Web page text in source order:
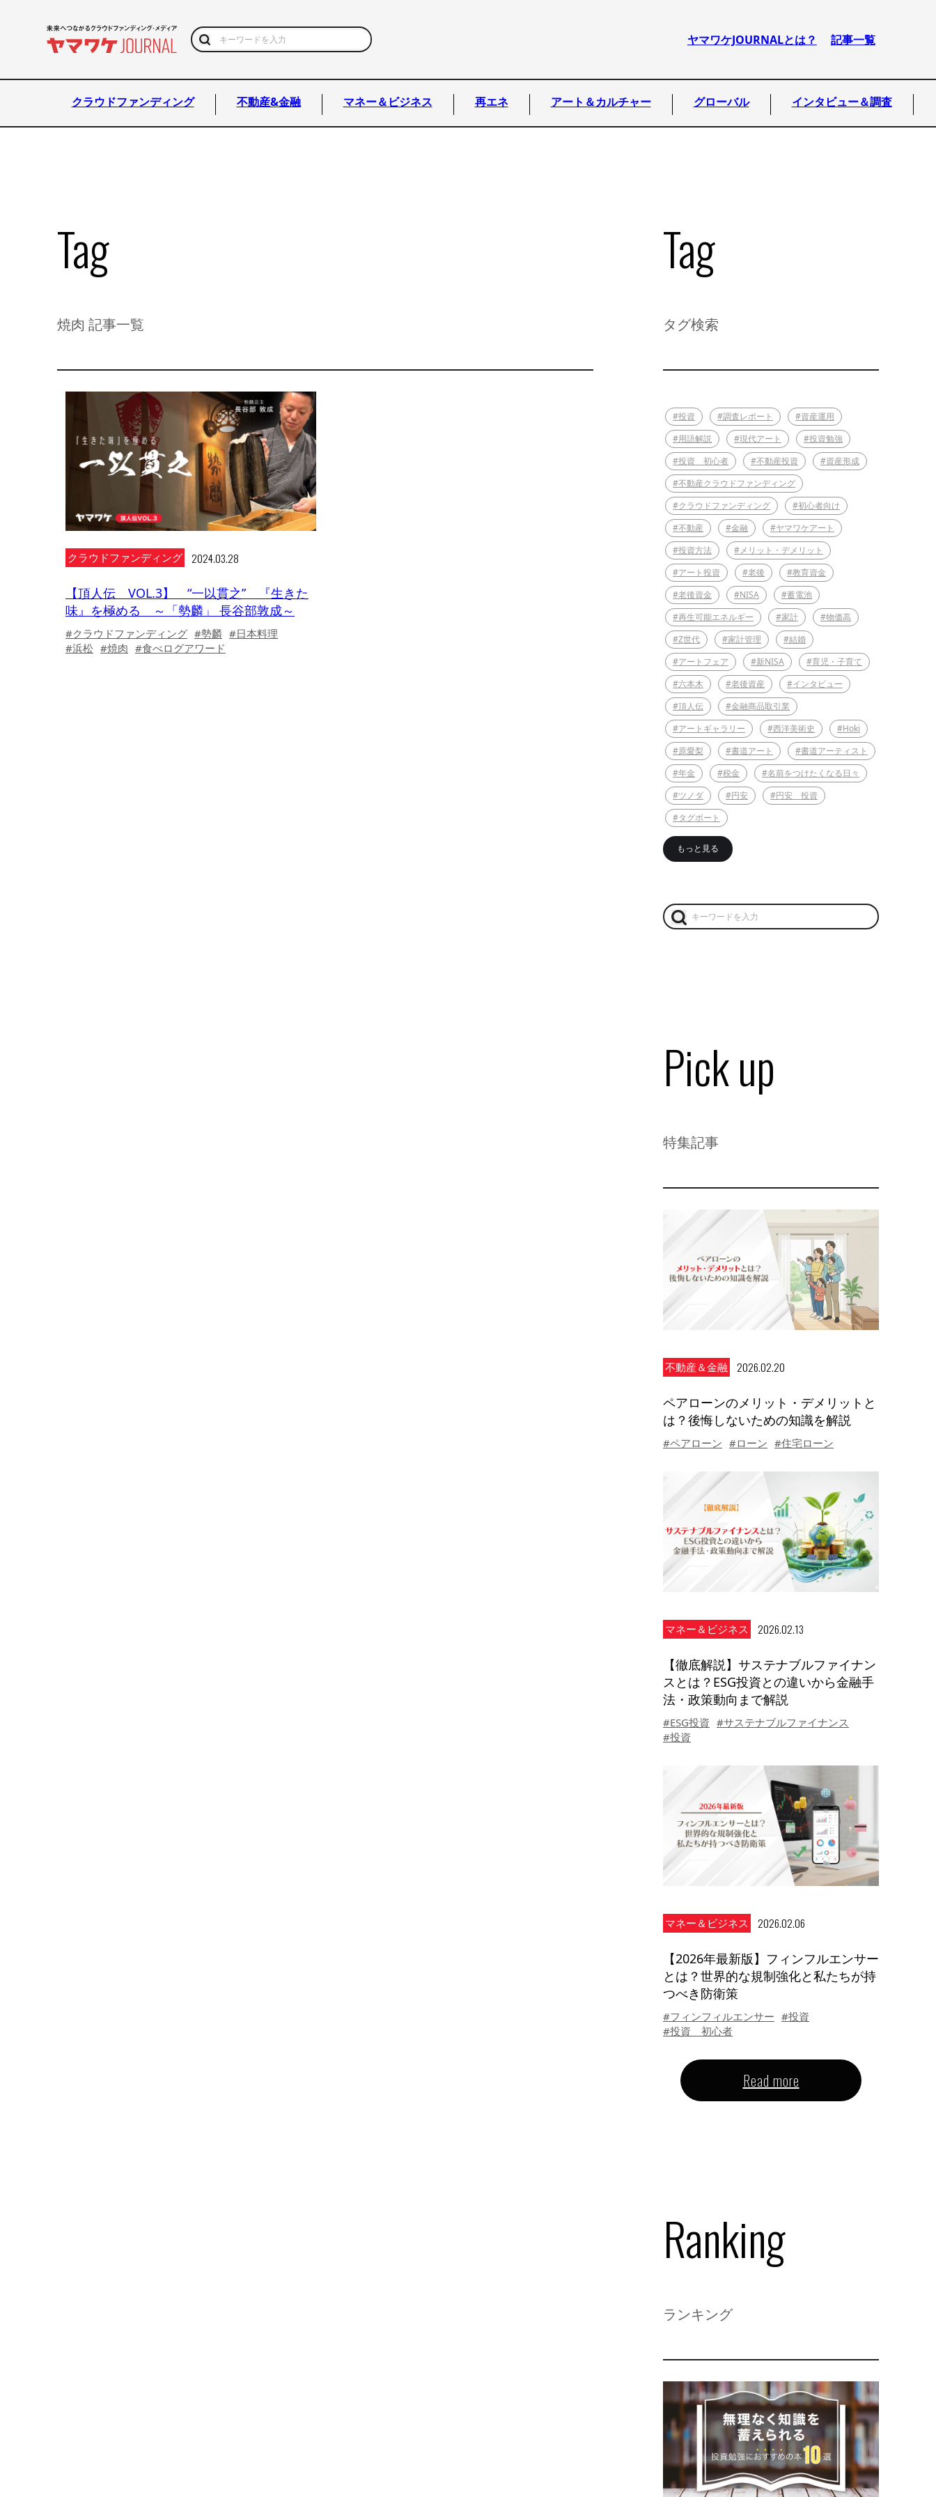
ヤマワケJOURNALとは？ 記事一覧
クラウドファンディング 不動産&金融 マネー＆ビジネス 再エネ アート＆カルチャー グローバル インタビュー＆調査
Tag
焼肉 記事一覧
クラウドファンディング 2024.03.28
【頂人伝 VOL.3】 “一以貫之” 『生きた
味』を極める ～「勢麟」 長谷部敦成～
#クラウドファンディング #勢麟 #日本料理
#浜松 #焼肉 #食べログアワード
Tag
タグ検索
#投資 #調査レポート
#資産運用
#用語解説
#現代アート
#投資勉強
#投資 初心者
#不動産投資
#資産形成
#不動産クラウドファンディング
#クラウドファンディング
#初心者向け
#不動産
#金融
#ヤマワケアート
#投資方法
#メリット・デメリット
#アート投資
#老後
#教育資金
#老後資金
#NISA
#蓄電池
#再生可能エネルギー
#家計
#物価高
#Z世代
#家計管理
#結婚
#アートフェア
#新NISA
#育児・子育て
#六本木
#老後資産
#インタビュー
#頂人伝
#金融商品取引業
#アートギャラリー
#西洋美術史
#Hoki
#原愛梨
#書道アート
#書道アーティスト
#年金
#税金
#名前をつけたくなる日々
#ツノダ
#円安
#円安 投資
#タグボート
もっと見る
Pick up
特集記事
不動産＆金融 2026.02.20
ペアローンのメリット・デメリットと
は？後悔しないための知識を解説
#ペアローン #ローン #住宅ローン
マネー＆ビジネス 2026.02.13
【徹底解説】サステナブルファイナン
スとは？ESG投資との違いから金融手
法・政策動向まで解説
#ESG投資 #サステナブルファイナンス
#投資
マネー＆ビジネス 2026.02.06
【2026年最新版】フィンフルエンサー
とは？世界的な規制強化と私たちが持
つべき防衛策
#フィンフィルエンサー #投資
#投資 初心者
Read more
Ranking
ランキング